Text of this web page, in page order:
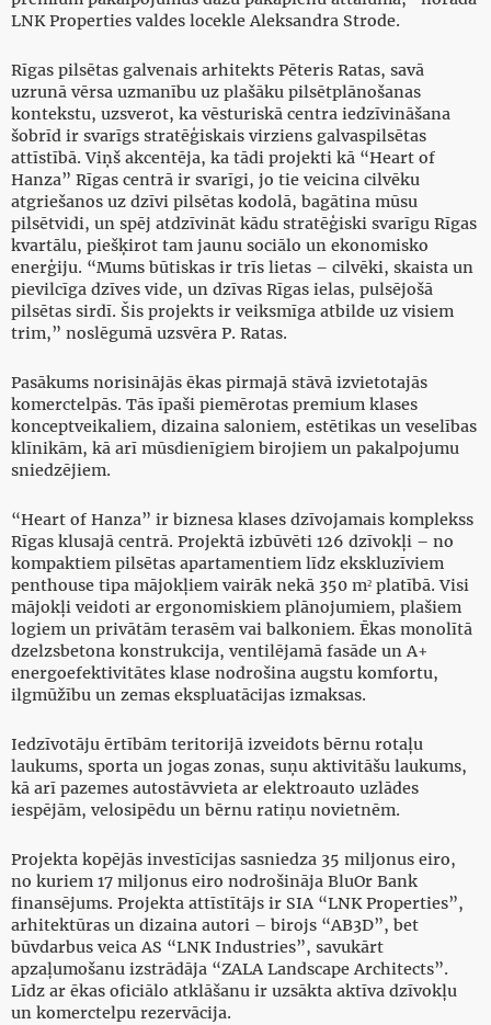
LNK Properties valdes locekle Aleksandra Strode.
Rīgas pilsētas galvenais arhitekts Pēteris Ratas, savā
uzrunā vērsa uzmanību uz plašāku pilsētplānošanas
kontekstu, uzsverot, ka vēsturiskā centra iedzīvināšana
šobrīd ir svarīgs stratēģiskais virziens galvaspilsētas
attīstībā. Viņš akcentēja, ka tādi projekti kā “Heart of
Hanza” Rīgas centrā ir svarīgi, jo tie veicina cilvēku
atgriešanos uz dzīvi pilsētas kodolā, bagātina mūsu
pilsētvidi, un spēj atdzīvināt kādu stratēģiski svarīgu Rīgas
kvartālu, piešķirot tam jaunu sociālo un ekonomisko
enerģiju. “Mums būtiskas ir trīs lietas – cilvēki, skaista un
pievilcīga dzīves vide, un dzīvas Rīgas ielas, pulsējošā
pilsētas sirdī. Šis projekts ir veiksmīga atbilde uz visiem
trim,” noslēgumā uzsvēra P. Ratas.
Pasākums norisinājās ēkas pirmajā stāvā izvietotajās
komerctelpās. Tās īpaši piemērotas premium klases
konceptveikaliem, dizaina saloniem, estētikas un veselības
klīnikām, kā arī mūsdienīgiem birojiem un pakalpojumu
sniedzējiem.
“Heart of Hanza” ir biznesa klases dzīvojamais komplekss
Rīgas klusajā centrā. Projektā izbūvēti 126 dzīvokļi – no
kompaktiem pilsētas apartamentiem līdz ekskluzīviem
penthouse tipa mājokļiem vairāk nekā 350 m² platībā. Visi
mājokļi veidoti ar ergonomiskiem plānojumiem, plašiem
logiem un privātām terasēm vai balkoniem. Ēkas monolītā
dzelzsbetona konstrukcija, ventilējamā fasāde un A+
energoefektivitātes klase nodrošina augstu komfortu,
ilgmūžību un zemas ekspluatācijas izmaksas.
Iedzīvotāju ērtībām teritorijā izveidots bērnu rotaļu
laukums, sporta un jogas zonas, suņu aktivitāšu laukums,
kā arī pazemes autostāvvieta ar elektroauto uzlādes
iespējām, velosipēdu un bērnu ratiņu novietnēm.
Projekta kopējās investīcijas sasniedza 35 miljonus eiro,
no kuriem 17 miljonus eiro nodrošināja BluOr Bank
finansējums. Projekta attīstītājs ir SIA “LNK Properties”,
arhitektūras un dizaina autori – birojs “AB3D”, bet
būvdarbus veica AS “LNK Industries”, savukārt
apzaļumošanu izstrādāja “ZALA Landscape Architects”.
Līdz ar ēkas oficiālo atklāšanu ir uzsākta aktīva dzīvokļu
un komerctelpu rezervācija.